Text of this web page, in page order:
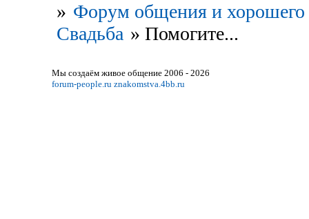
» Форум общения и хорошего
Свадьба » Помогите...
Мы создаём живое общение 2006 - 2026
forum-people.ru znakomstva.4bb.ru